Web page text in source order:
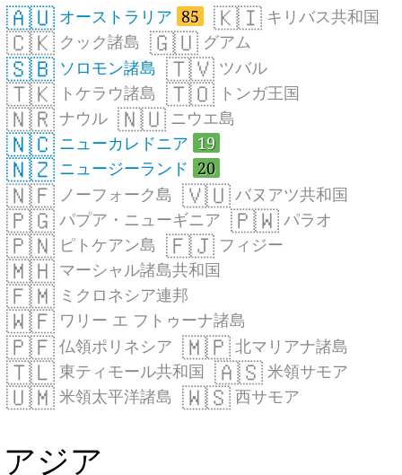
🇦🇺 オーストラリア 85 🇰🇮 キリバス共和国
🇨🇰 クック諸島 🇬🇺 グアム
🇸🇧 ソロモン諸島 🇹🇻 ツバル
🇹🇰 トケラウ諸島 🇹🇴 トンガ王国
🇳🇷 ナウル 🇳🇺 ニウエ島
🇳🇨 ニューカレドニア 19
🇳🇿 ニュージーランド 20
🇳🇫 ノーフォーク島 🇻🇺 バヌアツ共和国
🇵🇬 パプア・ニューギニア 🇵🇼 パラオ
🇵🇳 ピトケアン島 🇫🇯 フィジー
🇲🇭 マーシャル諸島共和国
🇫🇲 ミクロネシア連邦
🇼🇫 ワリー エ フトゥーナ諸島
🇵🇫 仏領ポリネシア 🇲🇵 北マリアナ諸島
🇹🇱 東ティモール共和国 🇦🇸 米領サモア
🇺🇲 米領太平洋諸島 🇼🇸 西サモア
アジア